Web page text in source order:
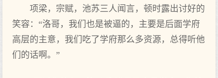
项梁，宗赋，池苏三人闻言，顿时露出讨好的
笑容：“洛哥，我们也是被逼的，主要是后面学府
高层的主意，我们吃了学府那么多资源，总得听他
们的话啊。”